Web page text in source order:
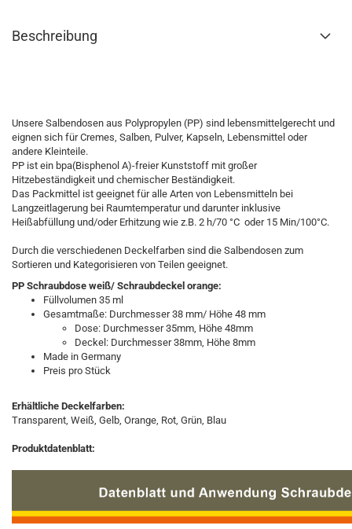
Beschreibung
Unsere Salbendosen aus Polypropylen (PP) sind lebensmittelgerecht und
eignen sich für Cremes, Salben, Pulver, Kapseln, Lebensmittel oder
andere Kleinteile.
PP ist ein bpa(Bisphenol A)-freier Kunststoff mit großer
Hitzebeständigkeit und chemischer Beständigkeit.
Das Packmittel ist geeignet für alle Arten von Lebensmitteln bei
Langzeitlagerung bei Raumtemperatur und darunter inklusive
Heißabfüllung und/oder Erhitzung wie z.B. 2 h/70 °C oder 15 Min/100°C.
Durch die verschiedenen Deckelfarben sind die Salbendosen zum
Sortieren und Kategorisieren von Teilen geeignet.
PP Schraubdose weiß/ Schraubdeckel orange:
Füllvolumen 35 ml
Gesamtmaße: Durchmesser 38 mm/ Höhe 48 mm
Dose: Durchmesser35mm, Höhe 48mm
Deckel: Durchmesser38mm, Höhe 8mm
Made in Germany
Preis pro Stück
Erhältliche Deckelfarben:
Transparent, Weiß, Gelb, Orange, Rot, Grün, Blau
Produktdatenblatt:​